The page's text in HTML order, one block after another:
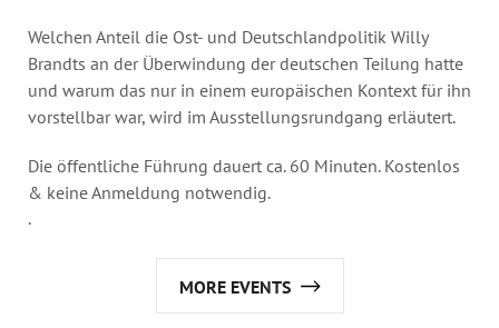
Welchen Anteil die Ost- und Deutschlandpolitik Willy
Brandts an der Überwindung der deutschen Teilung hatte
und warum das nur in einem europäischen Kontext für ihn
vorstellbar war, wird im Ausstellungsrundgang erläutert.
Die öffentliche Führung dauert ca. 60 Minuten. Kostenlos
& keine Anmeldung notwendig.
.
MORE EVENTS